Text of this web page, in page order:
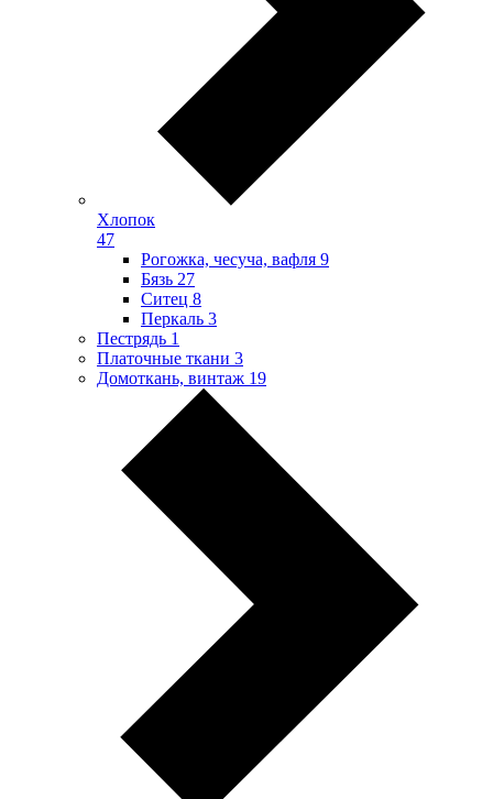
Хлопок
47
Рогожка, чесуча, вафля 9
Бязь 27
Ситец 8
Перкаль 3
Пестрядь 1
Платочные ткани 3
Домоткань, винтаж 19